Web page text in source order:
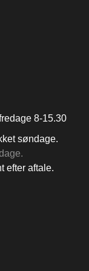
8-15.30
søndage.
efter aftale.